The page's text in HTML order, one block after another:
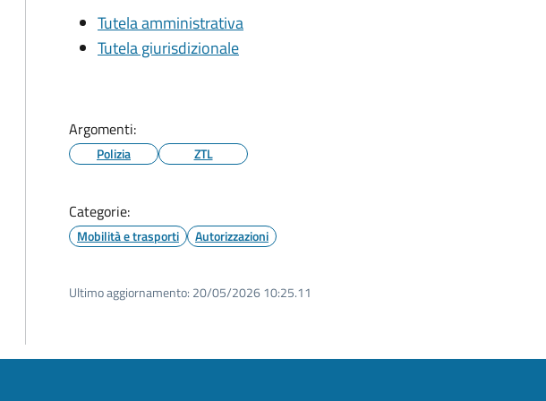
Tutela amministrativa
Tutela giurisdizionale
Argomenti:
Polizia ZTL
Categorie:
Mobilità e trasporti Autorizzazioni
Ultimo aggiornamento: 20/05/2026 10:25.11